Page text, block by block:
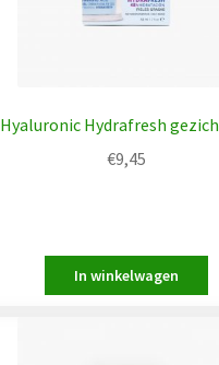
Hyaluronic Hydrafresh
€9,45